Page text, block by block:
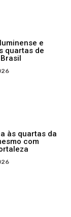
e
quartas de
às quartas da
com